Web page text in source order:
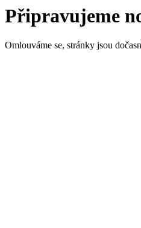
Připravujeme
Omlouváme se, stránky jsou